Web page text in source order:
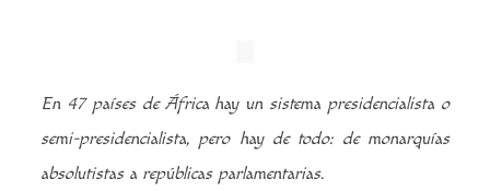
En 47 países de África hay un sistema presidencialista o
semi-presidencialista, pero hay de todo: de monarquías
absolutistas a repúblicas parlamentarias.